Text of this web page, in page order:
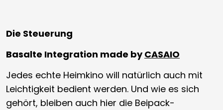
Die Steuerung
Basalte Integration made byCASAIO
Jedes echte Heimkino will natürlich auch mit
Leichtigkeit bedient werden. Und wie es sich
gehört, bleiben auch hier die Beipack-